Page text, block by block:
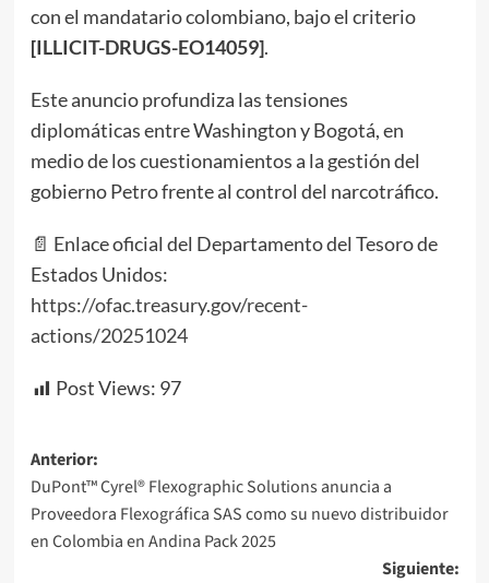
con el mandatario colombiano, bajo el criterio
[ILLICIT-DRUGS-EO14059].
Este anuncio profundiza las tensiones
diplomáticas entre Washington y Bogotá, en
medio de los cuestionamientos a la gestión del
gobierno Petro frente al control del narcotráfico.
📄 Enlace oficial del Departamento del Tesoro de
Estados Unidos:
https://ofac.treasury.gov/recent-
actions/20251024
Post Views: 97
Navegación
de
entradas
Anterior:
DuPont™ Cyrel® Flexographic Solutions anuncia a
Proveedora Flexográfica SAS como su nuevo distribuidor
en Colombia en Andina Pack 2025
Siguiente: